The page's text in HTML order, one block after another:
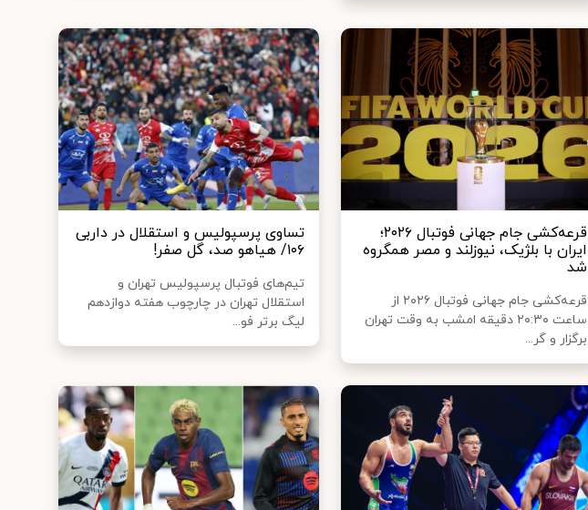
قرعه‌کشی جام جهانی فوتبال ۲۰۲۶؛
ایران با بلژیک، نیوزلند و مصر همگروه
شد
قرعه‌کشی جام جهانی فوتبال ۲۰۲۶ از
ساعت ۲۰:۳۰ دقیقه امشب به وقت تهران
برگزار و گر...
تساوی پرسپولیس و استقلال در داربی
۱۰۶/ هیاهو صد، گل صفر!
تیم‌های فوتبال پرسپولیس تهران و
استقلال تهران در چارچوب هفته دوازدهم
لیگ برتر فو...